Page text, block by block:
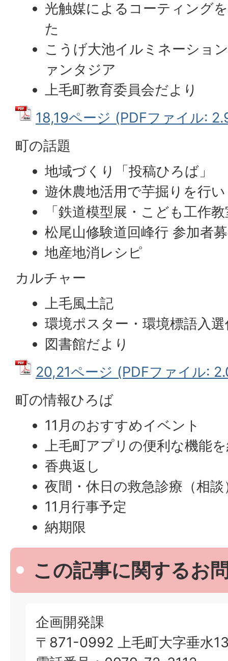
光触媒によるコーティング
た
こうげ大池イルミネーショ
ァンタジア
上毛町教育委員会だより
18,19ページ (PDFファイル:
町の話題
地域づくり「投稿ひろば」
遊休農地活用で芋掘りを行
「鉄道模型展・こども工作
松尾山修験道回峰行 参加者
地産地消レシピ
カルチャー
上毛風土記
環境ポスター・環境標語入
図書館だより
20,21ページ (PDFファイル:
町の情報ひろば
11月のおすすめイベント
上毛町アプリの便利な機能
香典返し
夜間・休日の救急診療（相談
11月行事予定
納期限
この記事に関するお
企画開発課
〒871-0992 上毛町大字垂水